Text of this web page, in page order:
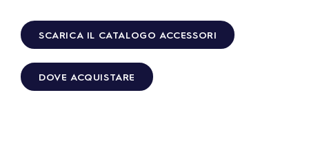
SCARICA IL CATALOGO ACCESSORI
DOVE ACQUISTARE